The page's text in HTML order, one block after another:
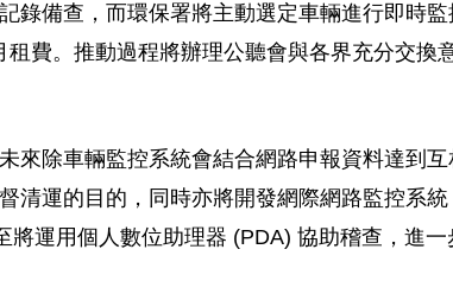
錄備查，而環保署將主動選定車輛進行即時
費。推動過程將辦理公聽會與各界充分交換
來除車輛監控系統會結合網路申報資料達到
清運的目的，同時亦將開發網際網路監控系
運用個人數位助理器 (PDA) 協助稽查，進